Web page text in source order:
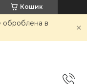
Кошик
оброблена в